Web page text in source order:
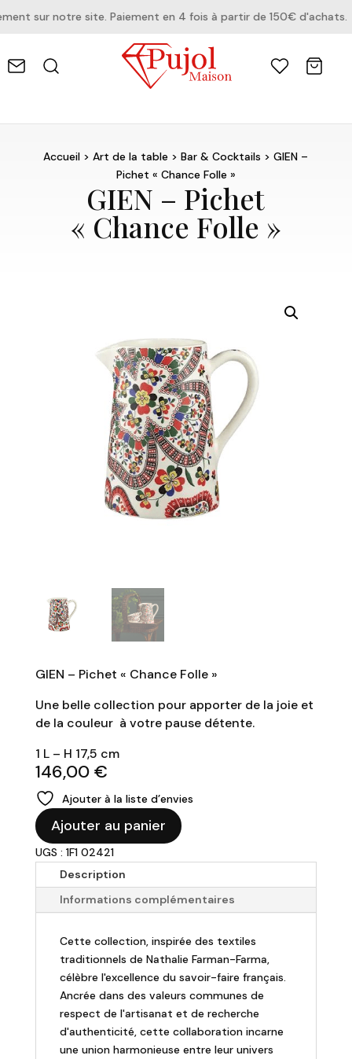
sur notre site. Paiement en 4 fois à partir de 150€ d'achats.
Accueil >Art de la table >Bar & Cocktails > GIEN –
Pichet « Chance Folle »
GIEN – Pichet
« Chance Folle »
GIEN – Pichet « Chance Folle »
Une belle collection pour apporter de la joie et
de la couleur à votre pause détente.
1 L – H 17,5 cm
146,00 €
Ajouter à la liste d’envies
quantité
de
GIEN
Pichet
"Chance
Ajouter au panier
UGS : 1F1 02421
Description
Informations complémentaires
Cette collection, inspirée des textiles
traditionnels de Nathalie Farman-Farma,
célèbre l'excellence du savoir-faire français.
Ancrée dans des valeurs communes de
respect de l'artisanat et de recherche
d'authenticité, cette collaboration incarne
une union harmonieuse entre leur univers